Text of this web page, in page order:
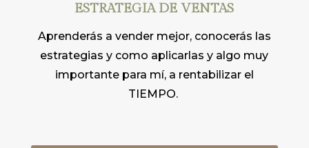
ESTRATEGIA DE VENTAS
Aprenderás a vender mejor, conocerás las
estrategias y como aplicarlas y algo muy
importante para mí, a rentabilizar el
TIEMPO.